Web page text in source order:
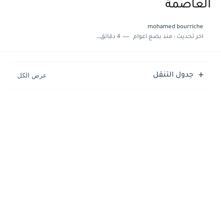
العاصمة
mohamed bourriche
اخر تحديث :منذ بضع اعوام 4 دقائق للقراءة
جدول التنقل